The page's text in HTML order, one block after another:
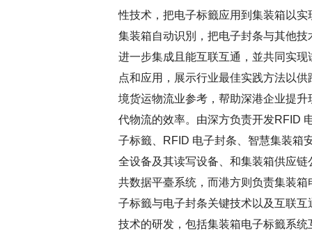
性技术，把电子标籤应用到集装箱以实
集装箱自动识別，把电子封条与其他技
进一步集成且能互联互通，並共同实现
点和应用，展示行业最佳实践方法以供
境货运物流业参考，帮助深港企业提升
代物流的效率。由深方负责开发RFID
子标籤、RFID 电子封条、智慧集装箱
全设备及其读写设备、和集装箱供应链
共数据平臺系统，而港方则负责集装箱
子标籤与电子封条关键技术以及互联互
技术的研发，包括集装箱电子标籤系统